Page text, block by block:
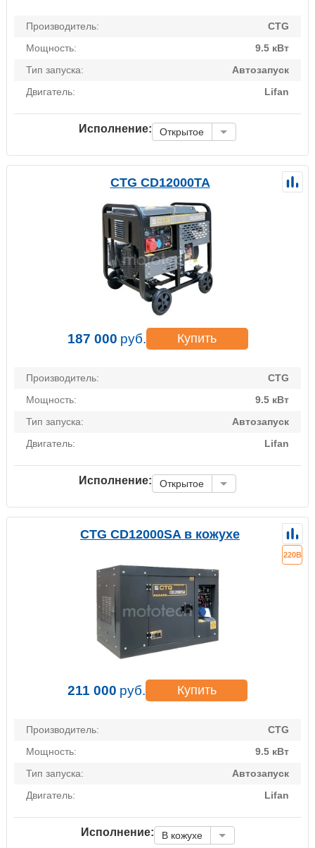
Производитель:
CTG
Мощность:
9.5 кВт
Тип запуска:
Автозапуск
Двигатель:
Lifan
Исполнение: Открытое
CTG CD12000TA
187 000 руб. Купить
Производитель:
CTG
Мощность:
9.5 кВт
Тип запуска:
Автозапуск
Двигатель:
Lifan
Исполнение: Открытое
CTG CD12000SA в кожухе
220В
211 000 руб. Купить
Производитель:
CTG
Мощность:
9.5 кВт
Тип запуска:
Автозапуск
Двигатель:
Lifan
Исполнение: В кожухе